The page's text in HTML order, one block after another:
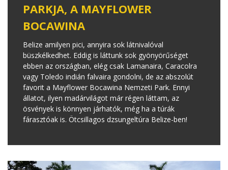
PARKJA, A MAYFLOWER
BOCAWINA
Belize amilyen pici, annyira sok látnivalóval
büszkélkedhet. Eddig is láttunk sok gyönyörűséget
ebben az országban, elég csak Lamanaira, Caracolra
vagy Toledo indián falvaira gondolni, de az abszolút
favorit a Mayflower Bocawina Nemzeti Park. Ennyi
állatot, ilyen madárvilágot már régen láttam, az
ösvények is könnyen járhatók, még ha a túrák
fárasztóak is. Ötcsillagos dzsungeltúra Belize-ben!